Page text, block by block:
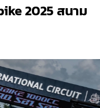
2025 สนาม